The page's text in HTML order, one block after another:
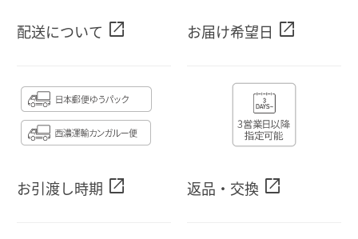
配送について open_in_new お届け希望日 open_in_new
お引渡し時期 open_in_new 返品・交換 open_in_new